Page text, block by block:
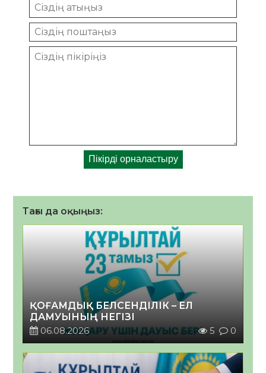
Тағы да оқыңыз:
ҚОҒАМДЫҚ БЕЛСЕНДІЛІК – ЕЛ
ДАМУЫНЫҢ НЕГІЗІ
06.08.2026
5 0